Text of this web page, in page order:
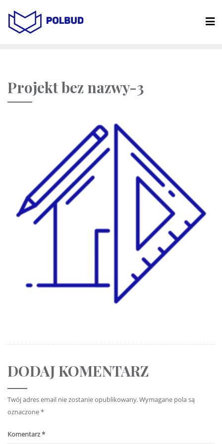
Projekt bez nazwy-3
DODAJ KOMENTARZ
Twój adres email nie zostanie opublikowany.Wymagane pola są
oznaczone*
Komentarz*